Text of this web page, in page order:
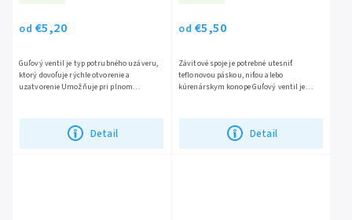
od €5,20
Detail
Guľový ventil je typ potrubného uzáveru,
ktorý dovoľuje rýchle otvorenie a
uzatvorenie Umožňuje pri plnom
od €5,50
Detail
Závitové spoje je potrebné utesniť
teflonovou páskou, niťou alebo
kúrenárskym konope Guľový ventil je